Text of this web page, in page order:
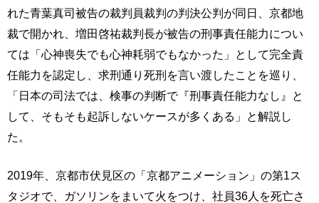
れた青葉真司被告の裁判員裁判の判決公判が同日、京都地
裁で開かれ、増田啓祐裁判長が被告の刑事責任能力につい
ては「心神喪失でも心神耗弱でもなかった」として完全責
任能力を認定し、求刑通り死刑を言い渡したことを巡り、
「日本の司法では、検事の判断で『刑事責任能力なし』と
して、そもそも起訴しないケースが多くある」と解説し
た。
2019年、京都市伏見区の「京都アニメーション」の第1ス
タジオで、ガソリンをまいて火をつけ、社員36人を死亡さ